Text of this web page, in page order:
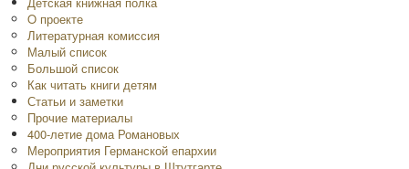
O проекте
Литературная комиссия
Малый список
Большой список
Как читать книги детям
Статьи и заметки
Прочие материалы
400-летие дома Романовых
Мероприятия Германской епархии